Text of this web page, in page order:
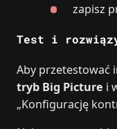
zapisz
Test i
Aby przetestować
tryb Big Picture i
„Konfigurację